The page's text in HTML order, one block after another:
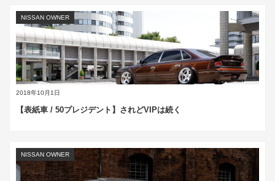
2018年10月1日
NISSAN OWNER
【表紙車 / 50プレジデント】されどVIPは続く
NISSAN OWNER